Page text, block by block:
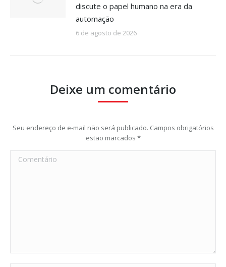
discute o papel humano na era da
automação
6 de agosto de 2026
Deixe um comentário
Seu endereço de e-mail não será publicado. Campos obrigatórios
estão marcados *
Comentário